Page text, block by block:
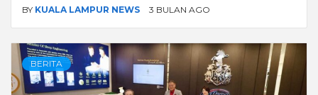
BY KUALA LAMPUR NEWS 3 BULAN AGO
BERITA